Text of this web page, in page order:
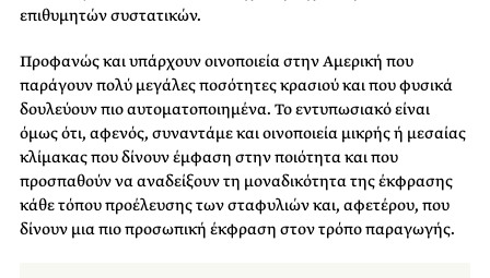
επιθυμητών συστατικών.
Προφανώς και υπάρχουν οινοποιεία στην Αμερική που
παράγουν πολύ μεγάλες ποσότητες κρασιού και που φυσικά
δουλεύουν πιο αυτοματοποιημένα. Το εντυπωσιακό είναι
όμως ότι, αφενός, συναντάμε και οινοποιεία μικρής ή μεσαίας
κλίμακας που δίνουν έμφαση στην ποιότητα και που
προσπαθούν να αναδείξουν τη μοναδικότητα της έκφρασης
κάθε τόπου προέλευσης των σταφυλιών και, αφετέρου, που
δίνουν μια πιο προσωπική έκφραση στον τρόπο παραγωγής.